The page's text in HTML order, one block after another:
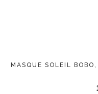
MASQUE SOLEIL